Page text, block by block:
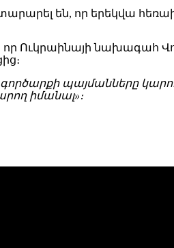
են, որ երեկվա
որ Ուկրաինայի նախագահ
գործարքի պայմանները
իմանալ»։